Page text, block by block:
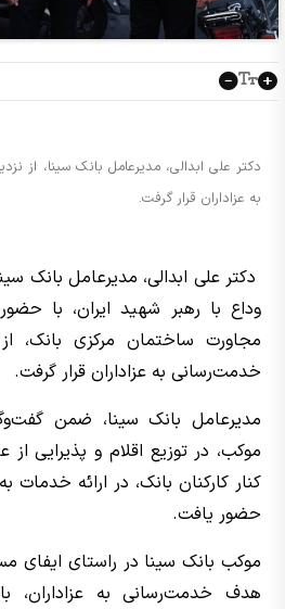
دکتر علی ابدالی، مدیرعامل بانک سینا، از
به عزاداران قرار گرفت.
دکتر علی ابدالی، مدیرعامل بانک
وداع با رهبر شهید ایران، با
مجاورت ساختمان مرکزی بانک،
خدمت‌رسانی به عزاداران قرار گرفت.
مدیرعامل بانک سینا، ضمن
موکب، در توزیع اقلام و پذیرایی از
کنار کارکنان بانک، در ارائه
حضور یافت.
موکب بانک سینا در راستای ایفای
هدف خدمت‌رسانی به عزاداران، با